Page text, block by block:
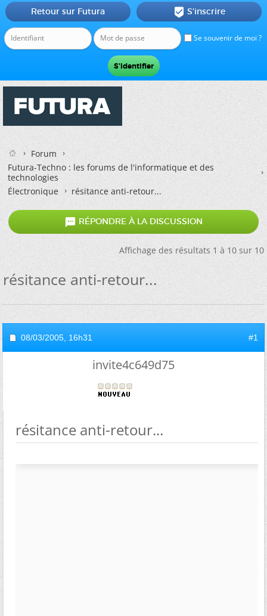
Se souvenir de moi ?
Retour sur Futura  S'inscrire
Forum
Futura-Techno : les forums de l'informatique et des
technologies
Électronique
résitance anti-retour...
 RÉPONDRE À LA DISCUSSION
Affichage des résultats 1 à 10 sur 10
résitance anti-retour...
08/03/2005, 16h31 #1
invite4c649d75
résitance anti-retour...